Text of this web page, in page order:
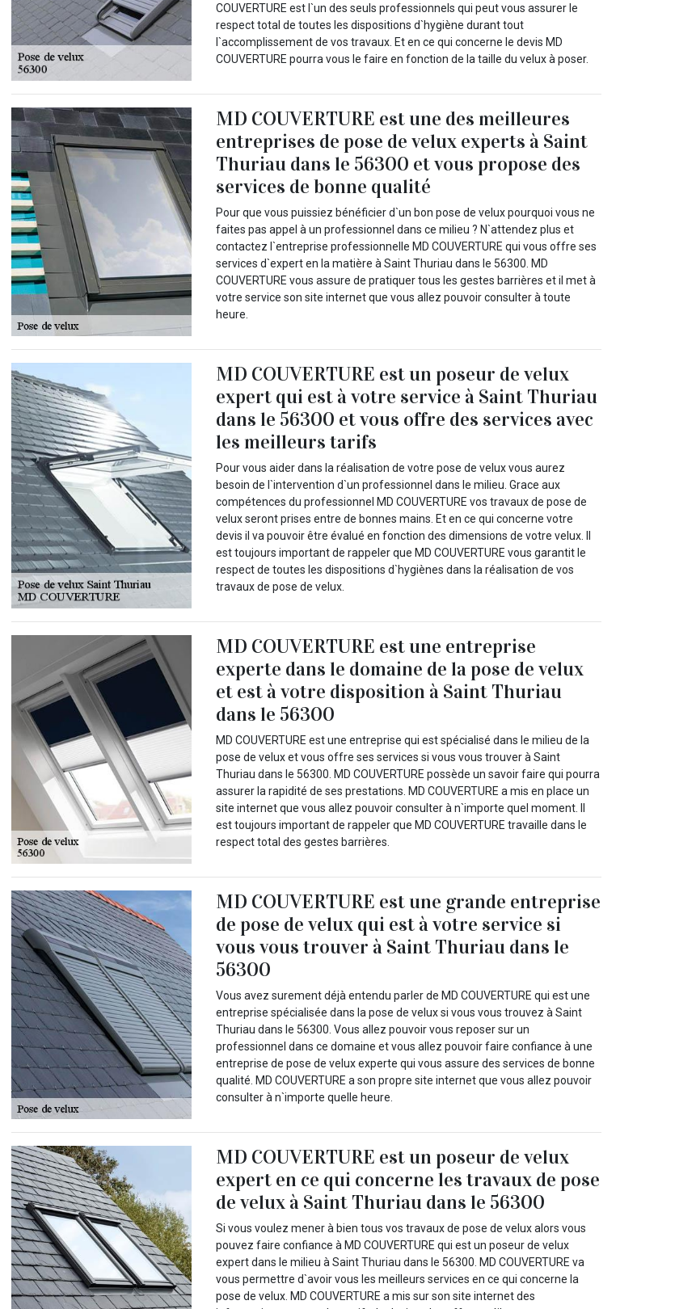
COUVERTURE est l`un des seuls professionnels qui peut vous assurer le
respect total de toutes les dispositions d`hygiène durant tout
l`accomplissement de vos travaux. Et en ce qui concerne le devis MD
COUVERTURE pourra vous le faire en fonction de la taille du velux à poser.
MD COUVERTURE est une des meilleures
entreprises de pose de velux experts à Saint
Thuriau dans le 56300 et vous propose des
services de bonne qualité
Pour que vous puissiez bénéficier d`un bon pose de velux pourquoi vous ne
faites pas appel à un professionnel dans ce milieu ? N`attendez plus et
contactez l`entreprise professionnelle MD COUVERTURE qui vous offre ses
services d`expert en la matière à Saint Thuriau dans le 56300. MD
COUVERTURE vous assure de pratiquer tous les gestes barrières et il met à
votre service son site internet que vous allez pouvoir consulter à toute
heure.
MD COUVERTURE est un poseur de velux
expert qui est à votre service à Saint Thuriau
dans le 56300 et vous offre des services avec
les meilleurs tarifs
Pour vous aider dans la réalisation de votre pose de velux vous aurez
besoin de l`intervention d`un professionnel dans le milieu. Grace aux
compétences du professionnel MD COUVERTURE vos travaux de pose de
velux seront prises entre de bonnes mains. Et en ce qui concerne votre
devis il va pouvoir être évalué en fonction des dimensions de votre velux. Il
est toujours important de rappeler que MD COUVERTURE vous garantit le
respect de toutes les dispositions d`hygiènes dans la réalisation de vos
travaux de pose de velux.
MD COUVERTURE est une entreprise
experte dans le domaine de la pose de velux
et est à votre disposition à Saint Thuriau
dans le 56300
MD COUVERTURE est une entreprise qui est spécialisé dans le milieu de la
pose de velux et vous offre ses services si vous vous trouver à Saint
Thuriau dans le 56300. MD COUVERTURE possède un savoir faire qui pourra
assurer la rapidité de ses prestations. MD COUVERTURE a mis en place un
site internet que vous allez pouvoir consulter à n`importe quel moment. Il
est toujours important de rappeler que MD COUVERTURE travaille dans le
respect total des gestes barrières.
MD COUVERTURE est une grande entreprise
de pose de velux qui est à votre service si
vous vous trouver à Saint Thuriau dans le
56300
Vous avez surement déjà entendu parler de MD COUVERTURE qui est une
entreprise spécialisée dans la pose de velux si vous vous trouvez à Saint
Thuriau dans le 56300. Vous allez pouvoir vous reposer sur un
professionnel dans ce domaine et vous allez pouvoir faire confiance à une
entreprise de pose de velux experte qui vous assure des services de bonne
qualité. MD COUVERTURE a son propre site internet que vous allez pouvoir
consulter à n`importe quelle heure.
MD COUVERTURE est un poseur de velux
expert en ce qui concerne les travaux de pose
de velux à Saint Thuriau dans le 56300
Si vous voulez mener à bien tous vos travaux de pose de velux alors vous
pouvez faire confiance à MD COUVERTURE qui est un poseur de velux
expert dans le milieu à Saint Thuriau dans le 56300. MD COUVERTURE va
vous permettre d`avoir vous les meilleurs services en ce qui concerne la
pose de velux. MD COUVERTURE a mis sur son site internet des